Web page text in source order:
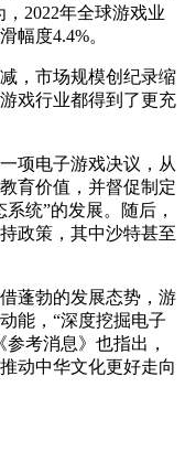
2022年全球游戏业
幅度4.4%。
，市场规模创纪录缩
戏行业都得到了更充
项电子游戏决议，从
育价值，并督促制定
统”的发展。随后，
政策，其中沙特甚至
蓬勃的发展态势，游
能，“深度挖掘电子
考消息》也指出，
动中华文化更好走向